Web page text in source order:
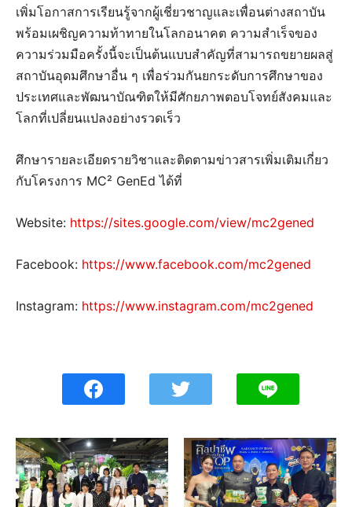
เพิ่มโอกาสการเรียนรู้จากผู้เชี่ยวชาญและเพื่อนต่างสถาบัน
พร้อมเผชิญความท้าทายในโลกอนาคต ความสำเร็จของ
ความร่วมมือครั้งนี้จะเป็นต้นแบบสำคัญที่สามารถขยายผลสู่
สถาบันอุดมศึกษาอื่น ๆ เพื่อร่วมกันยกระดับการศึกษาของ
ประเทศและพัฒนาบัณฑิตให้มีศักยภาพตอบโจทย์สังคมและ
โลกที่เปลี่ยนแปลงอย่างรวดเร็ว
ศึกษารายละเอียดรายวิชาและติดตามข่าวสารเพิ่มเติมเกี่ยว
กับโครงการ MC² GenEd ได้ที่
Website: https://sites.google.com/view/mc2gened
Facebook: https://www.facebook.com/mc2gened
Instagram: https://www.instagram.com/mc2gened